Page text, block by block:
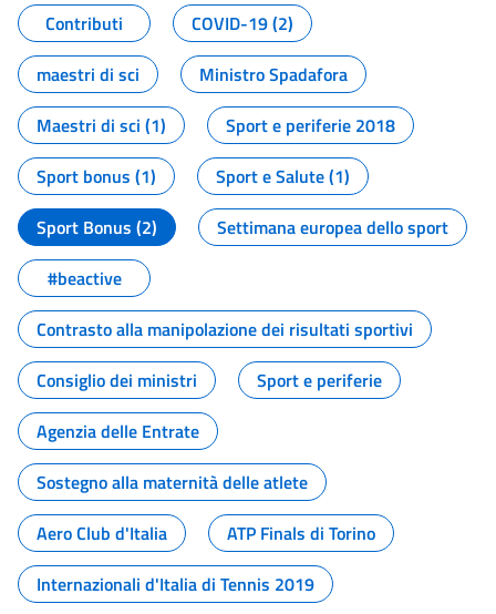
Contributi
COVID-19 (2)
maestri di sci
Ministro Spadafora
Maestri di sci (1)
Sport e periferie 2018
Sport bonus (1)
Sport e Salute (1)
Sport Bonus (2)
Settimana europea dello sport
#beactive
Contrasto alla manipolazione dei risultati sportivi
Consiglio dei ministri
Sport e periferie
Agenzia delle Entrate
Sostegno alla maternità delle atlete
Aero Club d'Italia
ATP Finals di Torino
Internazionali d'Italia di Tennis 2019